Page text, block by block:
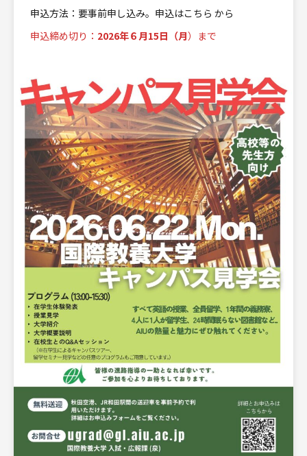
申込方法：要事前申し込み。申込はこちら から
申込締め切り： 2026年６月15日（月）まで